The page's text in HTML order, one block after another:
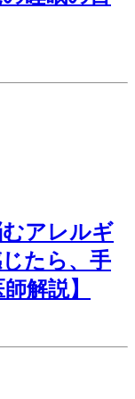
むアレルギ
たら、手
解説】